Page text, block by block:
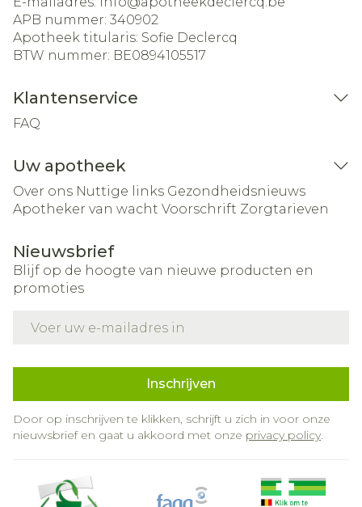
APB nummer: 340902
Apotheek titularis: Sofie Declercq
BTW nummer: BE0894105517
Klantenservice
FAQ
Uw apotheek
Over ons Nuttige links Gezondheidsnieuws
Apotheker van wacht Voorschrift Zorgtarieven
Nieuwsbrief
Blijf op de hoogte van nieuwe producten en
promoties
Inschrijven
Door op inschrijven te klikken, schrijft u zich in voor onze
nieuwsbrief en gaat u akkoord met onze privacy policy.